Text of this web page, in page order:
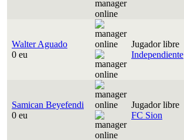
Walter Aguado
0 eu
Jugador libre
Independiente
Samican Beyefendi
0 eu
Jugador libre
FC Sion